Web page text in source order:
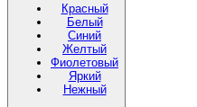
Красный
Белый
Синий
Желтый
Фиолетовый
Яркий
Нежный